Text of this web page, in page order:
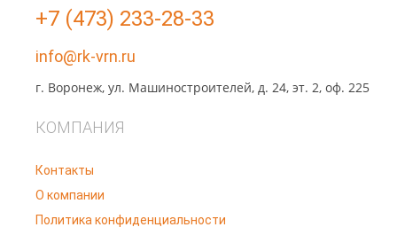
+7 (473) 233-28-33
info@rk-vrn.ru
г. Воронеж, ул. Машиностроителей, д. 24, эт. 2, оф. 225
КОМПАНИЯ
Контакты
О компании
Политика конфиденциальности